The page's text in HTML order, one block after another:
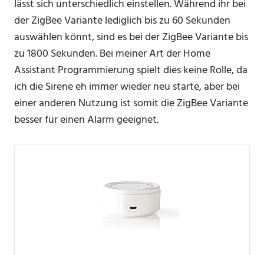
lässt sich unterschiedlich einstellen. Während ihr bei
der ZigBee Variante lediglich bis zu 60 Sekunden
auswählen könnt, sind es bei der ZigBee Variante bis
zu 1800 Sekunden. Bei meiner Art der Home
Assistant Programmierung spielt dies keine Rolle, da
ich die Sirene eh immer wieder neu starte, aber bei
einer anderen Nutzung ist somit die ZigBee Variante
besser für einen Alarm geeignet.